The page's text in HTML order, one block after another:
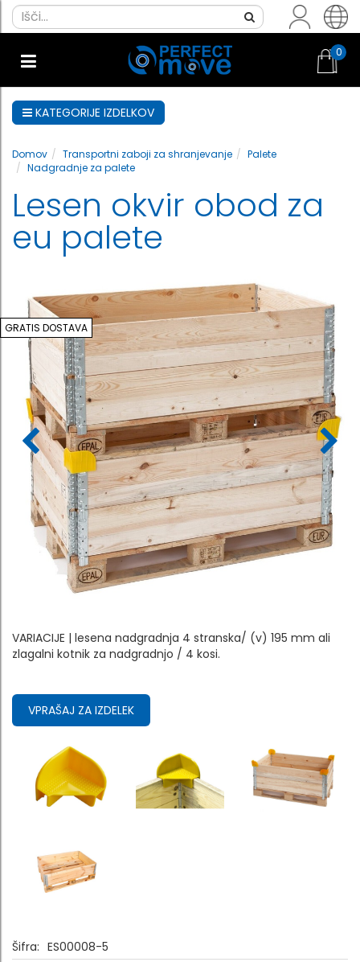
0
KATEGORIJE IZDELKOV
Domov Transportni zaboji za shranjevanje
Palete
Nadgradnje za palete
Lesen okvir obod za
eu palete
GRATIS DOSTAVA
VARIACIJE | lesena nadgradnja 4 stranska/ (v) 195 mm ali
zlagalni kotnik za nadgradnjo / 4 kosi.
VPRAŠAJ ZA IZDELEK
Šifra: ES00008-5